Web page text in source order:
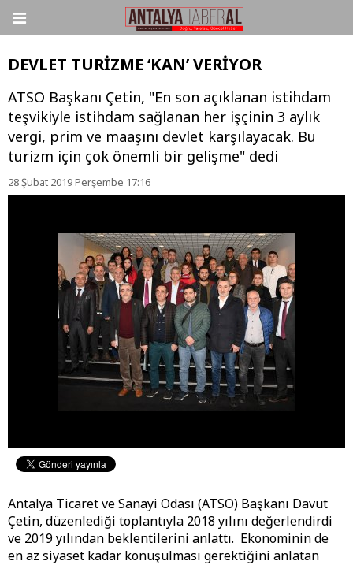
DEVLET TURİZME ‘KAN’ VERİYOR
ATSO Başkanı Çetin, "En son açıklanan istihdam
teşvikiyle istihdam sağlanan her işçinin 3 aylık
vergi, prim ve maaşını devlet karşılayacak. Bu
turizm için çok önemli bir gelişme" dedi
28 Şubat 2019 Perşembe 17:16
Antalya Ticaret ve Sanayi Odası (ATSO) Başkanı Davut
Çetin, düzenlediği toplantıyla 2018 yılını değerlendirdi
ve 2019 yılından beklentilerini anlattı. Ekonominin de
en az siyaset kadar konuşulması gerektiğini anlatan